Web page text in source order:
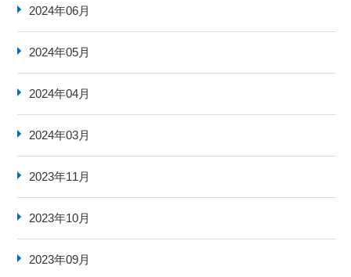
2024年06月
2024年05月
2024年04月
2024年03月
2023年11月
2023年10月
2023年09月